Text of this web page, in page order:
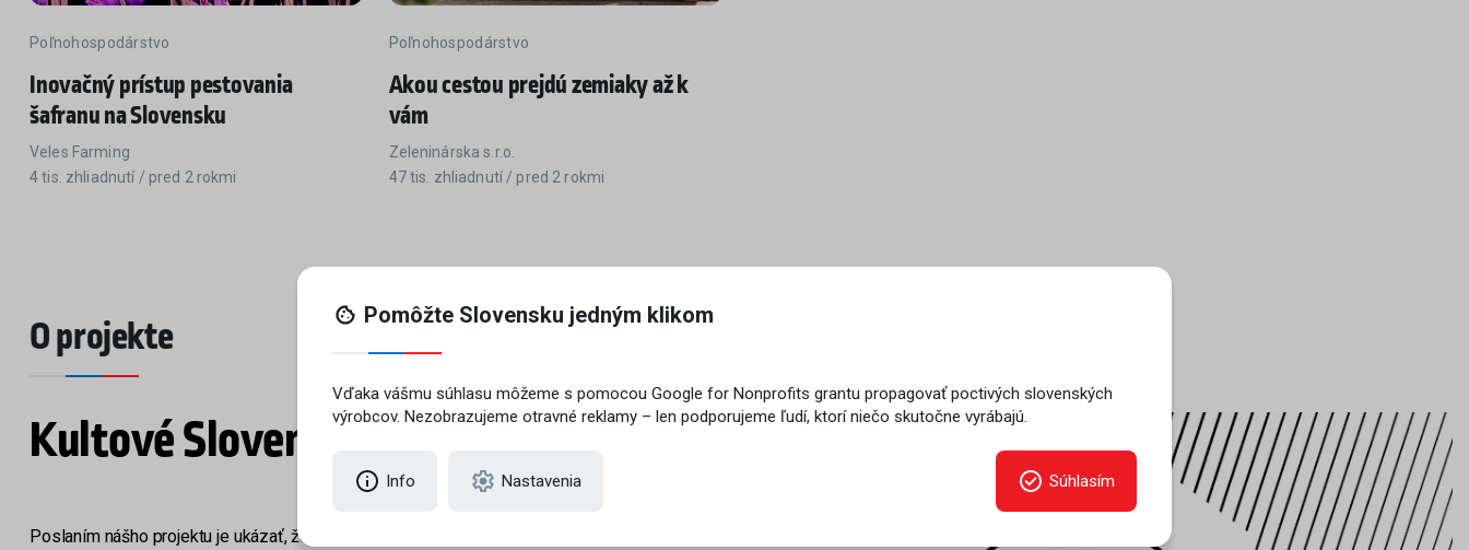
Poľnohospodárstvo
Inovačný prístup pestovania
šafranu na Slovensku
Veles Farming
4 tis. zhliadnutí / pred 2 rokmi
Poľnohospodárstvo
Akou cestou prejdú zemiaky až k
vám
Zeleninárska s.r.o.
47 tis. zhliadnutí / pred 2 rokmi
O projekte
Kultové Slovenské svetové produkty
Poslaním nášho projektu je ukázať, že aj u nás na Slovensku máme kvalitných výrobcov a